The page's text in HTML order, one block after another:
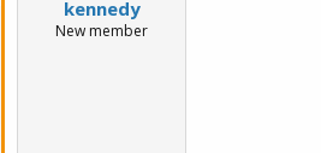
kennedy
New member